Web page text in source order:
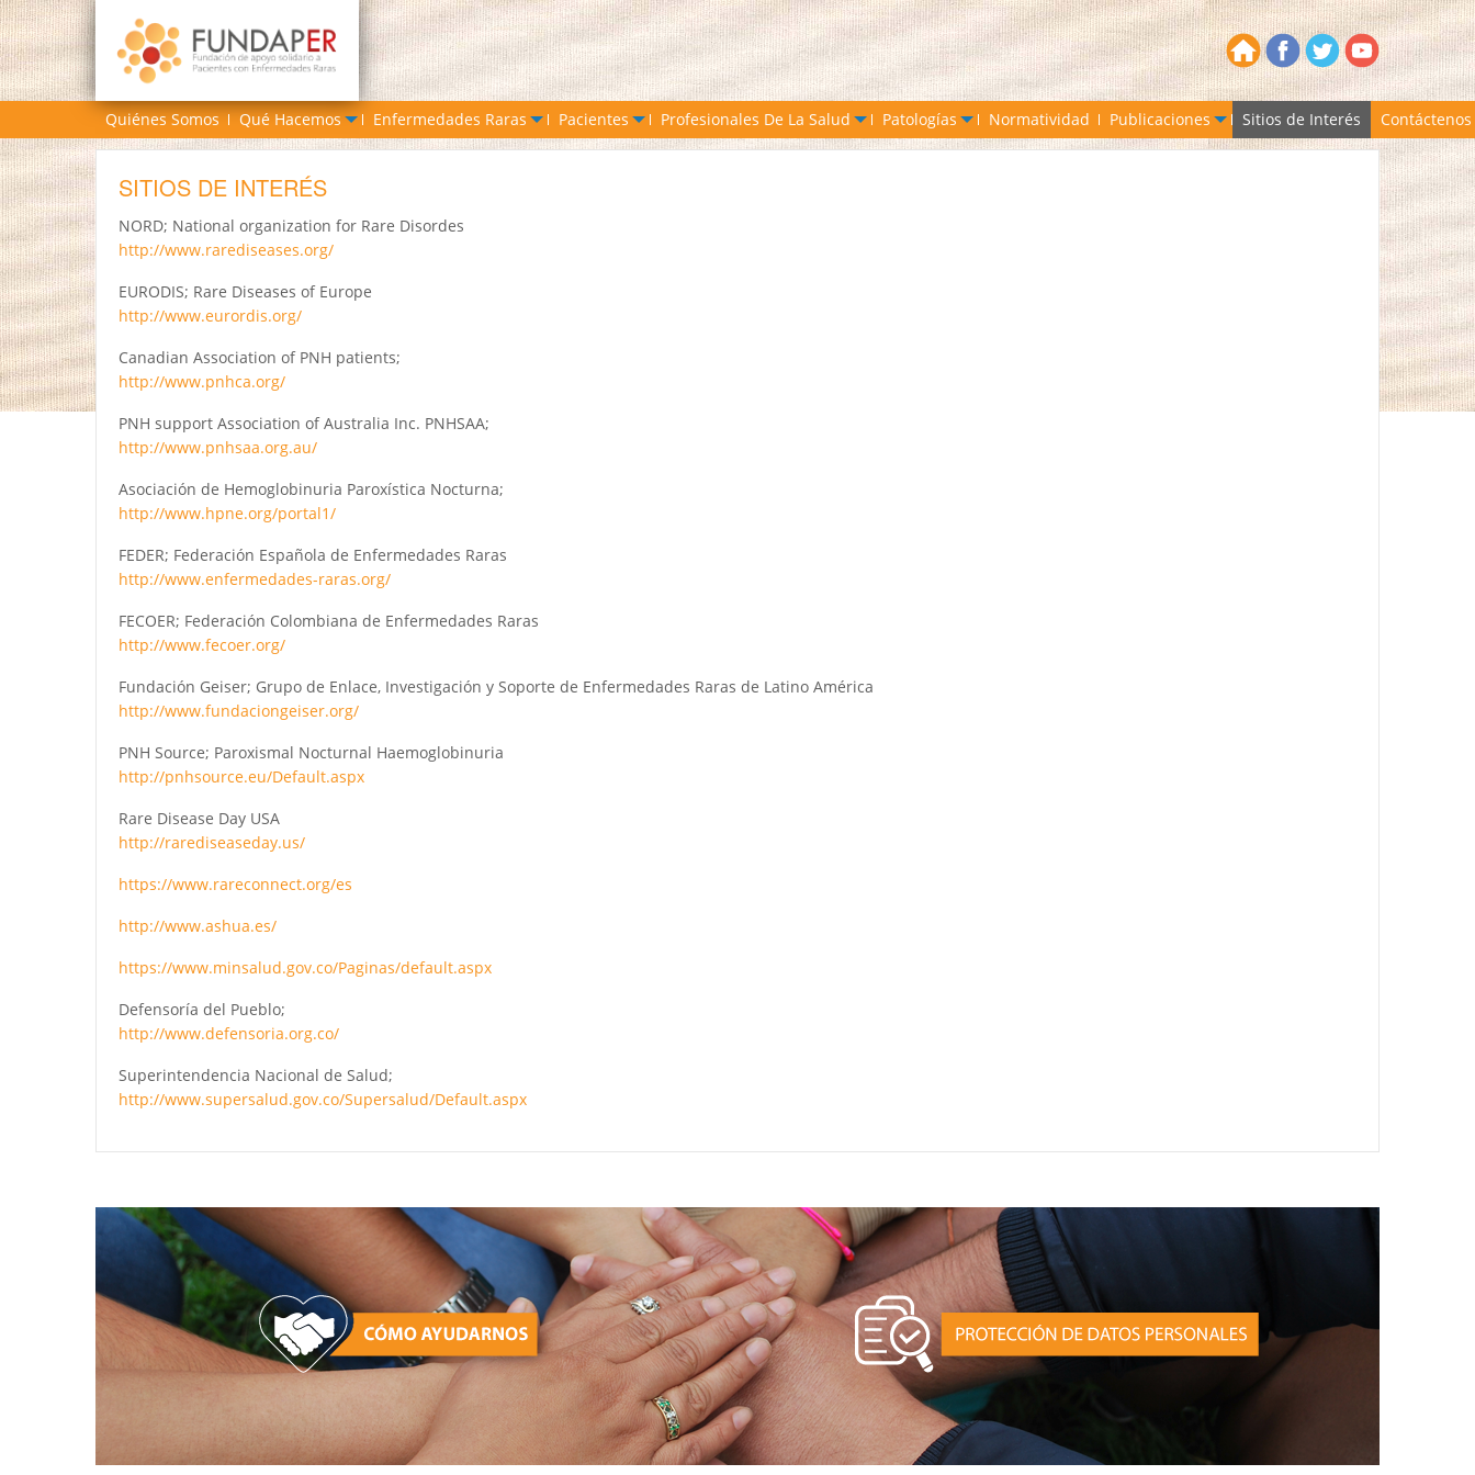
Quiénes Somos Qué Hacemos Enfermedades Raras Pacientes Profesionales De La Salud Patologías Normatividad Publicaciones Sitios de Interés Contáctenos
SITIOS DE INTERÉS
NORD; National organization for Rare Disordes
http://www.rarediseases.org/
EURODIS; Rare Diseases of Europe
http://www.eurordis.org/
Canadian Association of PNH patients;
http://www.pnhca.org/
PNH support Association of Australia Inc. PNHSAA;
http://www.pnhsaa.org.au/
Asociación de Hemoglobinuria Paroxística Nocturna;
http://www.hpne.org/portal1/
FEDER; Federación Española de Enfermedades Raras
http://www.enfermedades-raras.org/
FECOER; Federación Colombiana de Enfermedades Raras
http://www.fecoer.org/
Fundación Geiser; Grupo de Enlace, Investigación y Soporte de Enfermedades Raras de Latino América
http://www.fundaciongeiser.org/
PNH Source; Paroxismal Nocturnal Haemoglobinuria
http://pnhsource.eu/Default.aspx
Rare Disease Day USA
http://rarediseaseday.us/
https://www.rareconnect.org/es
http://www.ashua.es/
https://www.minsalud.gov.co/Paginas/default.aspx
Defensoría del Pueblo;
http://www.defensoria.org.co/
Superintendencia Nacional de Salud;
http://www.supersalud.gov.co/Supersalud/Default.aspx